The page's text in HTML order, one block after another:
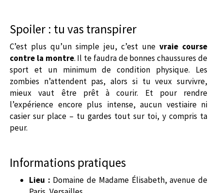
Spoiler : tu vas transpirer
C’est plus qu’un simple jeu, c’est une vraie course
contre la montre. Il te faudra de bonnes chaussures de
sport et un minimum de condition physique. Les
zombies n’attendent pas, alors si tu veux survivre,
mieux vaut être prêt à courir. Et pour rendre
l’expérience encore plus intense, aucun vestiaire ni
casier sur place – tu gardes tout sur toi, y compris ta
peur.
Informations pratiques
Lieu : Domaine de Madame Élisabeth, avenue de